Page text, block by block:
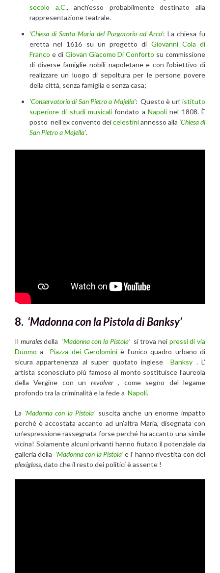
secolo a.C., anch’esso probabilmente destinato alla
rappresentazione teatrale.
‘Chiesa di Santa Maria del Purgatorio ad Arco’: La chiesa fu
eretta nel 1616 su un progetto di Giovanni Cola di
Franco e di Giovan Giacomo Di Conforto su commissione
di diverse famiglie nobili napoletane e con l’obiettivo di
realizzare un luogo di sepoltura per le persone povere
della città, senza famiglia e senza casa;
‘Conservatorio di San Pietro a Majella‘: Questo è un’ istituto
superiore di studi musicali fondato a Napoli nel 1808. È
posto nell’ex convento deicelestiniannesso alla ‘Chiesa di
San Pietro a Majella’.
8. ‘Madonna con la Pistola di Banksy’
Il muralesdella ‘Madonna con la Pistola’ si trova nei pressi di via
Duomo a Piazza dei Gerolomini è l’unico quadro urbano di
sicura appartenenza al super quotato ingleseBanksy . L’
artista sconosciuto più famoso al monto sostituisce l’aureola
della Vergine con un revolver, come segno del legame
profondo tra la criminalità e la fede a Napoli.
La ‘Madonna con la Pistola’ suscita anche un enorme impatto
perché è accostata accanto ad un’altra Maria, disegnata con
un’espressione rassegnata forse perché ha accanto una simile
vicina! Solamente alcuni privanti hanno fiutato il potenziale da
galleria della ‘Madonna con la Pistola’e l’ hanno rivestita con del
plexiglass, dato che il resto dei politici è assente !